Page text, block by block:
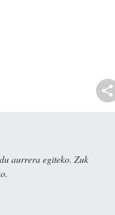
aurrera egiteko. Zuk